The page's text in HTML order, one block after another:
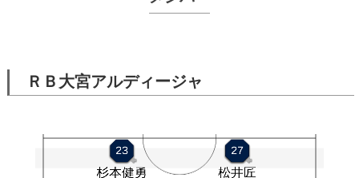
ＲＢ大宮アルディージャ